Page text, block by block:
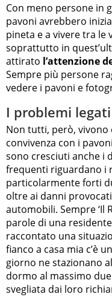
Con meno persone in
pavoni avrebbero
pineta e a vivere tra le
soprattutto in
attirato l’attenzione
Sempre più persone
vedere i pavoni e
I problemi
Non tutti, però, vivono
convivenza con i
sono cresciuti anche i
frequenti riguardano i
particolarmente forti
oltre ai danni
automobili. Sempre ‘Il
parole di una
raccontato una
fianco a casa mia c’è
giorno ne stazionano
dormo al massimo
svegliata dai loro